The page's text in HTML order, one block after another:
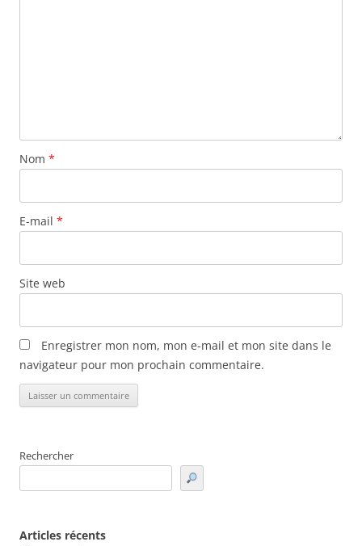
Nom *
E-mail *
Site web
Enregistrer mon nom, mon e-mail et mon site dans le
navigateur pour mon prochain commentaire.
Rechercher
Articles récents